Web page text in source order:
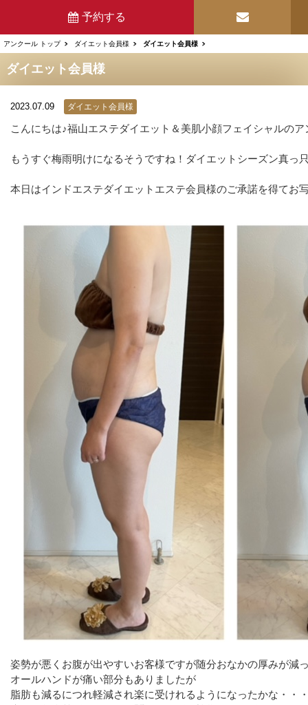
予約する
アンクール トップ ダイエット会員様 ダイエット会員様
ダイエット会員様
2023.07.09 ダイエット会員様
こんにちは♪福山エステダイエット＆美肌小顔フェイシャルの
もうすぐ梅雨明けになるそうですね！ダイエットシーズン真っ
本日はインドエステダイエットエステ会員様のご承諾を得てお
姿勢が悪くお腹が出やすいお客様ですが随分おなかの厚みが減
オールハンドが痛い部分もありましたが
脂肪も減るにつれ軽減され楽に受けれるようになったかな・・